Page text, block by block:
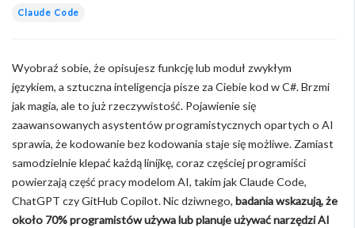
Claude Code
Wyobraź sobie, że opisujesz funkcję lub moduł zwykłym
językiem, a sztuczna inteligencja pisze za Ciebie kod w C#. Brzmi
jak magia, ale to już rzeczywistość. Pojawienie się
zaawansowanych asystentów programistycznych opartych o AI
sprawia, że kodowanie bez kodowania staje się możliwe. Zamiast
samodzielnie klepać każdą linijkę, coraz częściej programiści
powierzają część pracy modelom AI, takim jak Claude Code,
ChatGPT czy GitHub Copilot. Nic dziwnego, badania wskazują, że
około 70% programistów używa lub planuje używać narzędzi AI